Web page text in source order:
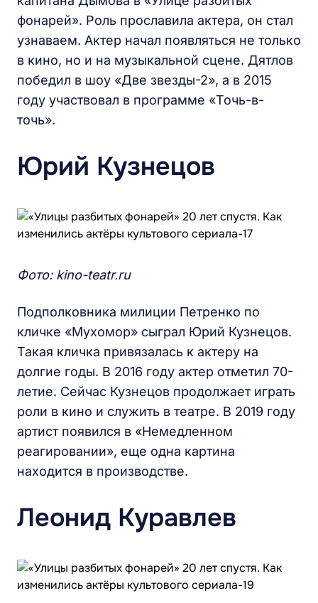
фонарей». Роль прославила актера, он стал
узнаваем. Актер начал появляться не только
в кино, но и на музыкальной сцене. Дятлов
победил в шоу «Две звезды-2», а в 2015
году участвовал в программе «Точь-в-
точь».
Юрий Кузнецов
Фото: kino-teatr.ru
Подполковника милиции Петренко по
кличке «Мухомор» сыграл Юрий Кузнецов.
Такая кличка привязалась к актеру на
долгие годы. В 2016 году актер отметил 70-
летие. Сейчас Кузнецов продолжает играть
роли в кино и служить в театре. В 2019 году
артист появился в «Немедленном
реагировании», еще одна картина
находится в производстве.
Леонид Куравлев